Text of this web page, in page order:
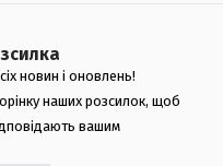
новин і оновлень!
наших розсилок, щоб
вашим